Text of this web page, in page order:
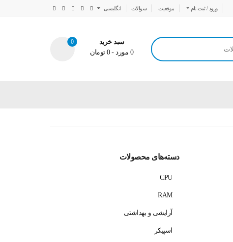
ورود / ثبت نام موقعیت سوالات انگلیسی
0
سبد خرید
0 مورد -
0 تومان
160,000,000 تومان
دسته‌های محصولات
CPU
RAM
آرایشی و بهداشتی
اسپیکر